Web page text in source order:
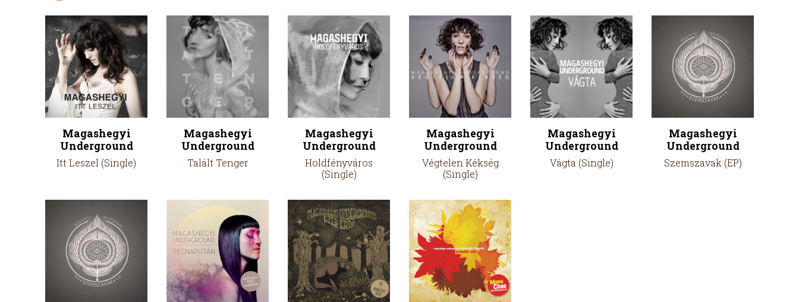
Magashegyi
Underground
Itt Leszel (Single)
Magashegyi
Underground
Talált Tenger
Magashegyi
Underground
Holdfényváros
(Single)
Magashegyi
Underground
Végtelen Kékség
(Single)
Magashegyi
Underground
Vágta (Single)
Magashegyi
Underground
Szemszavak (EP)